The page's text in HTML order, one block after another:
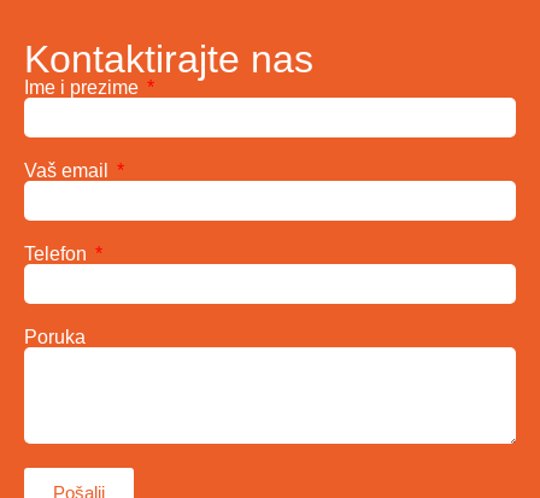
Kontaktirajte nas
Ime i prezime
Vaš email
Telefon
Poruka
Pošalji